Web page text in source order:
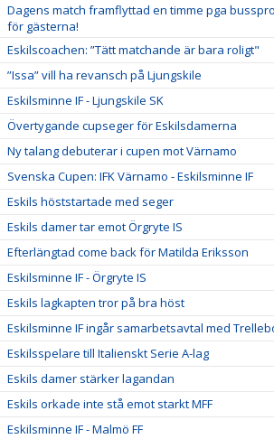
Dagens match framflyttad en timme pga
för gästerna!
Eskilscoachen: ”Tätt matchande är bara roligt"
”Issa” vill ha revansch på Ljungskile
Eskilsminne IF - Ljungskile SK
Övertygande cupseger för Eskilsdamerna
Ny talang debuterar i cupen mot Värnamo
Svenska Cupen: IFK Värnamo - Eskilsminne IF
Eskils höststartade med seger
Eskils damer tar emot Örgryte IS
Efterlängtad come back för Matilda Eriksson
Eskilsminne IF - Örgryte IS
Eskils lagkapten tror på bra höst
Eskilsminne IF ingår samarbetsavtal med
Eskilsspelare till Italienskt Serie A-lag
Eskils damer stärker lagandan
Eskils orkade inte stå emot starkt MFF
Eskilsminne IF - Malmö FF